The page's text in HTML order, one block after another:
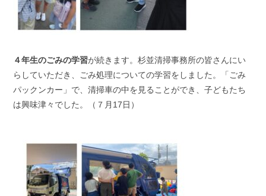
４年生のごみの学習が続きます。杉並清掃事務所の皆さんにい
らしていただき、ごみ処理についての学習をしました。「ごみ
パックンカー」で、清掃車の中を見ることができ、子どもたち
は興味津々でした。（７月17日）